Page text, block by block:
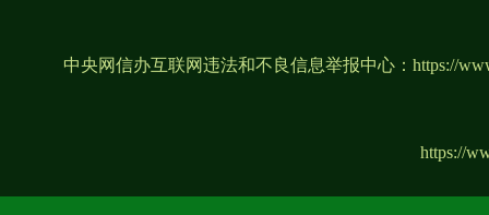
中央网信办互联网违法和不良信息举报中心： https://
https://